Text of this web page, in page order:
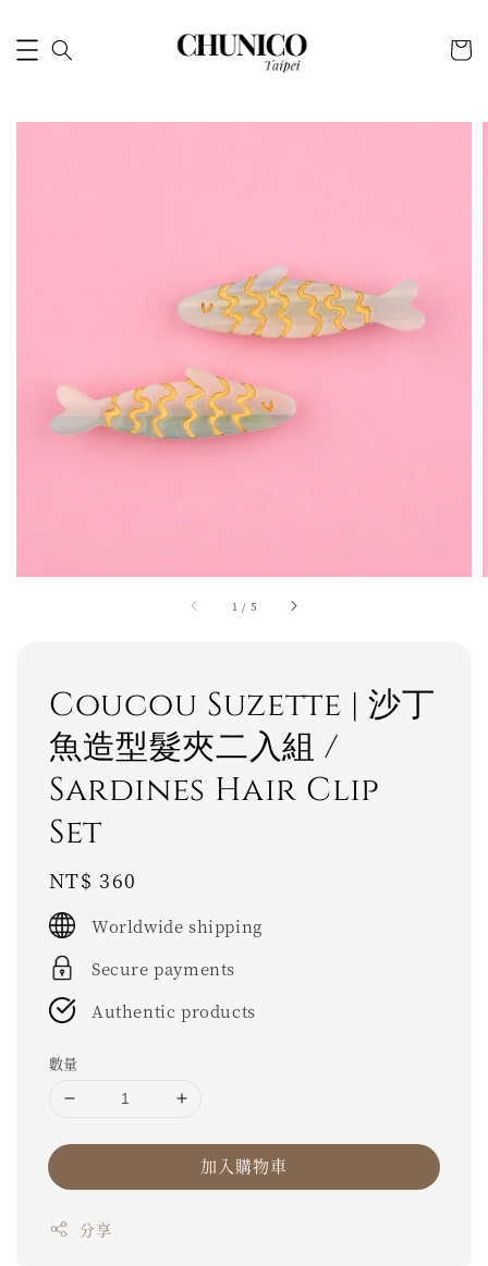
1 / 5
Coucou Suzette | 沙丁
魚造型髮夾二入組 /
Sardines Hair Clip
Set
Regular
price
NT$ 360
Worldwide shipping
Secure payments
Authentic products
數量
加入購物車
分享